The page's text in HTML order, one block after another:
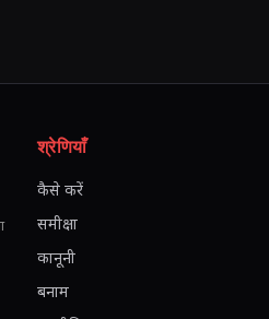
श्रेणियाँ
कैसे करें
समीक्षा
कानूनी
बनाम